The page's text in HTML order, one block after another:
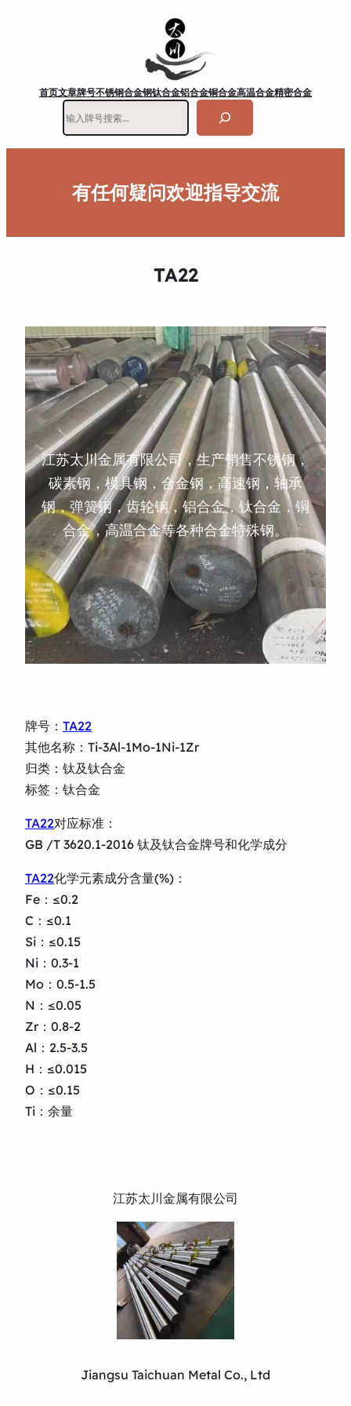
首页文章牌号不锈钢合金钢钛合金铝合金铜合金高温合金精密合金
有任何疑问欢迎指导交流
TA22
江苏太川金属有限公司，生产销售不锈钢，
碳素钢，模具钢，合金钢，高速钢，轴承
钢，弹簧钢，齿轮钢，铝合金，钛合金，铜
合金，高温合金等各种合金特殊钢。
牌号： TA22
其他名称：Ti-3Al-1Mo-1Ni-1Zr
归类：钛及钛合金
标签：钛合金
TA22对应标准：
GB /T 3620.1-2016 钛及钛合金牌号和化学成分
TA22化学元素成分含量(%)：
Fe：≤0.2
C：≤0.1
Si：≤0.15
Ni：0.3-1
Mo：0.5-1.5
N：≤0.05
Zr：0.8-2
Al：2.5-3.5
H：≤0.015
O：≤0.15
Ti：余量
江苏太川金属有限公司
Jiangsu Taichuan Metal Co., Ltd